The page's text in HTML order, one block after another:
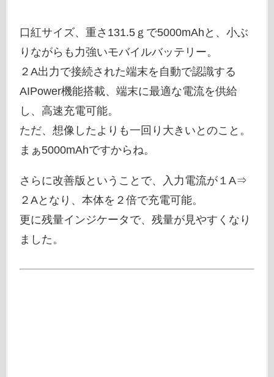
口紅サイズ、重さ131.5ｇで5000mAhと、小ぶ
りながらも力強いモバイルバッテリー。
２A出力で接続された端末を自動で認識する
AIPower機能搭載、端末に最適な電流を供給
し、高速充電可能。
ただ、想像したよりも一回り大きいとのこと。
まぁ5000mAhですからね。
さらに改善版ということで、入力電流が１A⇒
２Aとなり、本体を２倍で充電可能。
更に残量インジケータで、残量が見やすくなり
ました。